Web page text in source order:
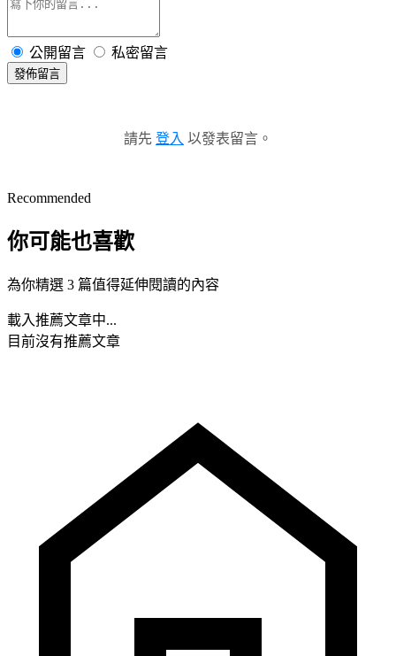
公開留言 私密留言
發佈留言
請先 登入 以發表留言。
Recommended
你可能也喜歡
為你精選 3 篇值得延伸閱讀的內容
載入推薦文章中...
目前沒有推薦文章